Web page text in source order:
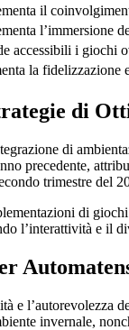
il
l’immersione
accessibili i giochi
la fidelizzazione
di
di
precedente,
trimestre del
di
l’interattività e il
e l’autorevolezza
invernale,